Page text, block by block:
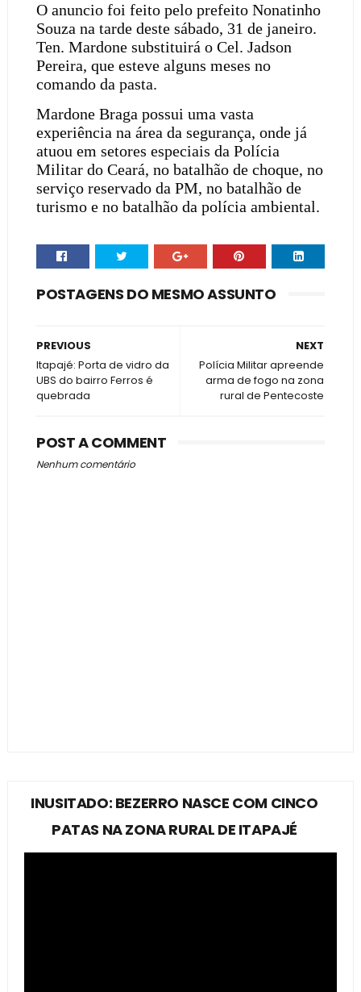
O anuncio foi feito pelo prefeito Nonatinho
Souza na tarde deste sábado, 31 de janeiro.
Ten. Mardone substituirá o Cel. Jadson
Pereira, que esteve alguns meses no
comando da pasta.
Mardone Braga possui uma vasta
experiência na área da segurança, onde já
atuou em setores especiais da Polícia
Militar do Ceará, no batalhão de choque, no
serviço reservado da PM, no batalhão de
turismo e no batalhão da polícia ambiental.
POSTAGENS DO MESMO ASSUNTO
NEXT
Polícia Militar apreende
arma de fogo na zona
rural de Pentecoste
PREVIOUS
Itapajé: Porta de vidro da
UBS do bairro Ferros é
quebrada
POST A COMMENT
Nenhum comentário
INUSITADO: BEZERRO NASCE COM CINCO
PATAS NA ZONA RURAL DE ITAPAJÉ